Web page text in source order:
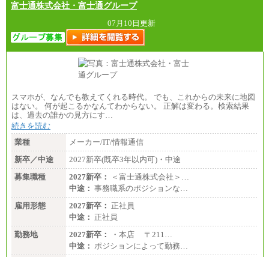
富士通株式会社・富士通グループ
07月10日更新
スマホが、なんでも教えてくれる時代。 でも、これからの未来に地図
はない。 何が起こるかなんてわからない。 正解は変わる。検索結果
は、過去の誰かの見方にす…
続きを読む
業種
メーカー/IT/情報通信
新卒／中途
2027新卒(既卒3年以内可)・中途
募集職種
2027新卒：
＜富士通株式会社＞…
中途： 事務職系のポジションな…
雇用形態
2027新卒： 正社員
中途： 正社員
勤務地
2027新卒：
・本店 〒211…
中途： ポジションによって勤務…